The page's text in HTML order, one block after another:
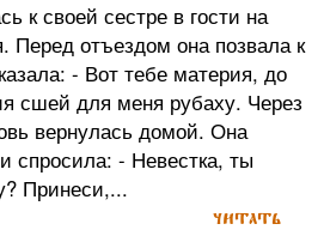
к своей сестре в гости на
Перед отъездом она позвала к
- Вот тебе материя, до
сшей для меня рубаху. Через
вернулась домой. Она
спросила: - Невестка, ты
Принеси,...
читать